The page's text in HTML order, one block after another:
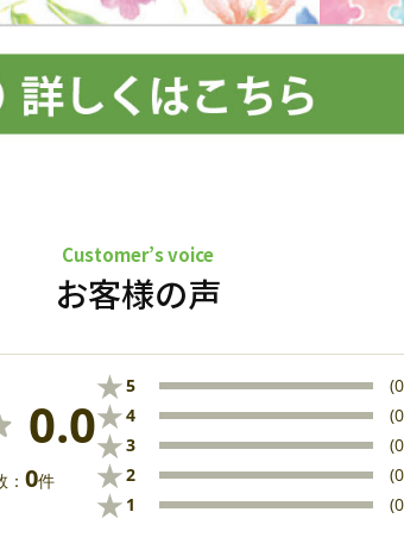
Customer’s voice
お客様の声
0.0
0件
★5
★4
★3
★2
★ 1